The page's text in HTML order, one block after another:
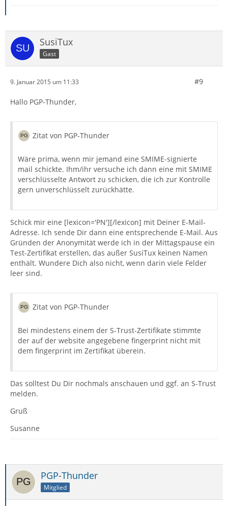
SusiTux
Gast
9. Januar 2015 um 11:33 #9
Hallo PGP-Thunder,
Zitat von PGP-Thunder
Wäre prima, wenn mir jemand eine SMIME-signierte
mail schickte. Ihm/ihr versuche ich dann eine mit SMIME
verschlüsselte Antwort zu schicken, die ich zur Kontrolle
gern unverschlüsselt zurückhätte.
Schick mir eine [lexicon='PN'][/lexicon] mit Deiner E-Mail-
Adresse. Ich sende Dir dann eine entsprechende E-Mail. Aus
Gründen der Anonymität werde ich in der Mittagspause ein
Test-Zertifikat erstellen, das außer SusiTux keinen Namen
enthält. Wundere Dich also nicht, wenn darin viele Felder
leer sind.
Zitat von PGP-Thunder
Bei mindestens einem der S-Trust-Zertifikate stimmte
der auf der website angegebene fingerprint nicht mit
dem fingerprint im Zertifikat überein.
Das solltest Du Dir nochmals anschauen und ggf. an S-Trust
melden.
Gruß
Susanne
PGP-Thunder
Mitglied